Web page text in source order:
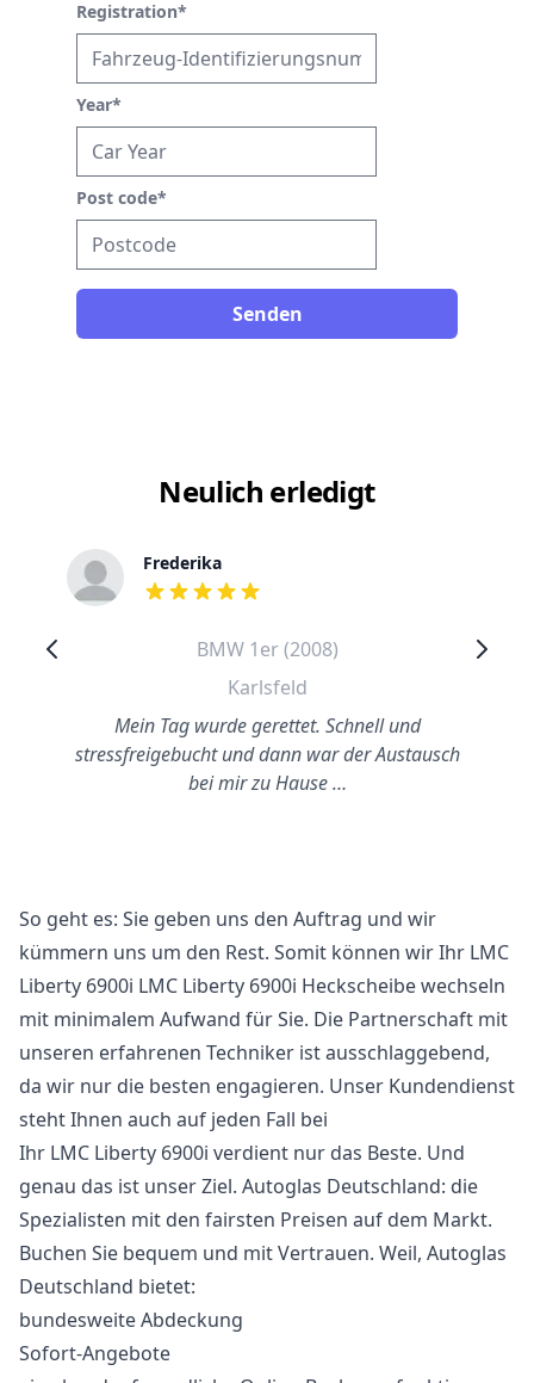
Registration*
Year*
Post code*
Senden
Neulich erledigt
Frederika
out of 5 stars
BMW 1er (2008)
Karlsfeld
Mein Tag wurde gerettet. Schnell und
stressfreigebucht und dann war der Austausch
bei mir zu Hause …
So geht es: Sie geben uns den Auftrag und wir
kümmern uns um den Rest. Somit können wir Ihr LMC
Liberty 6900i LMC Liberty 6900i Heckscheibe wechseln
mit minimalem Aufwand für Sie. Die Partnerschaft mit
unseren erfahrenen Techniker ist ausschlaggebend,
da wir nur die besten engagieren. Unser Kundendienst
steht Ihnen auch auf jeden Fall bei
Ihr LMC Liberty 6900i verdient nur das Beste. Und
genau das ist unser Ziel. Autoglas Deutschland: die
Spezialisten mit den fairsten Preisen auf dem Markt.
Buchen Sie bequem und mit Vertrauen. Weil, Autoglas
Deutschland bietet:
bundesweite Abdeckung
Sofort-Angebote